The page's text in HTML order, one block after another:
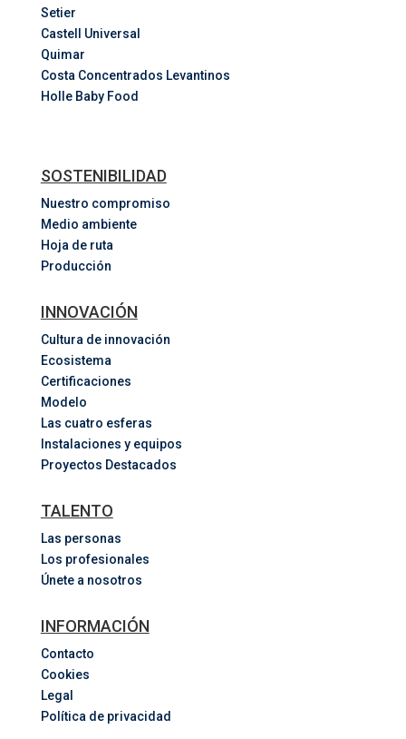
Setier
Castell Universal
Quimar
Costa Concentrados Levantinos
Holle Baby Food
SOSTENIBILIDAD
Nuestro compromiso
Medio ambiente
Hoja de ruta
Producción
INNOVACIÓN
Cultura de innovación
Ecosistema
Certificaciones
Modelo
Las cuatro esferas
Instalaciones y equipos
Proyectos Destacados
TALENTO
Las personas
Los profesionales
Únete a nosotros
INFORMACIÓN
Contacto
Cookies
Legal
Política de privacidad